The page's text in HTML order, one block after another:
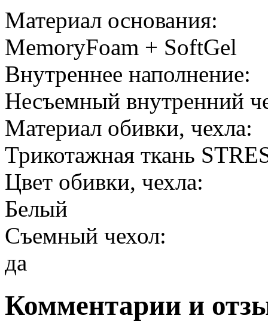
Материал основания:
MemoryFoam + SoftGel
Внутреннее наполнение:
Несъемный внутренний
Материал обивки, чехла:
Трикотажная ткань
Цвет обивки, чехла:
Белый
Съемный чехол:
да
Комментарии и